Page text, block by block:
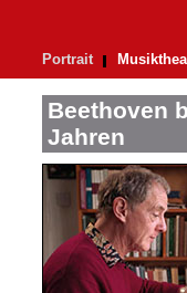
Portrait
Beethoven
Jahren